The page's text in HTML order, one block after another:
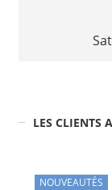
LES CLIENTS
NOUVEAUTÉS